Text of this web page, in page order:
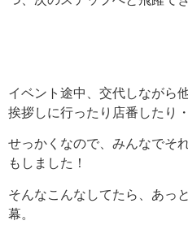
イベント途中、交代しながら
挨拶しに行ったり店番したり
せっかくなので、みんなでそ
もしました！
そんなこんなしてたら、あっ
幕。